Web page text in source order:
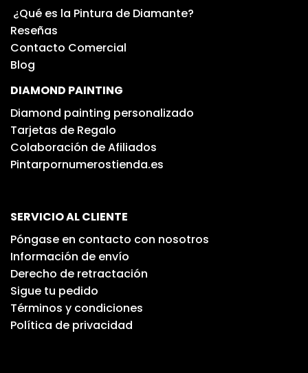
¿Qué es la Pintura de Diamante?
Reseñas
Contacto Comercial
Blog
DIAMOND PAINTING
Diamond painting personalizado
Tarjetas de Regalo
Colaboración de Afiliados
Pintarpornumerostienda.es
SERVICIO AL CLIENTE
Póngase en contacto con nosotros
Información de envío
Derecho de retractación
Sigue tu pedido
Términos y condiciones
Política de privacidad